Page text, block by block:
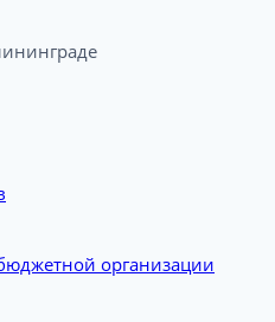
организации